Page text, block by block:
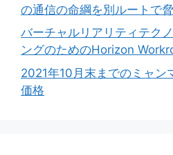
の通信の命綱を別ルートで
バーチャルリアリティテク
ングのためのHorizon
2021年10月末までのミャン
価格